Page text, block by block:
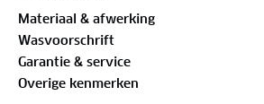
Materiaal & afwerking
Wasvoorschrift
Garantie & service
Overige kenmerken